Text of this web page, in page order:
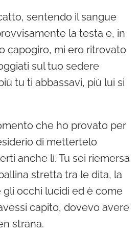
sentendo il sangue
la testa e, in
capogiro, mi ero ritrovato
sul tuo sedere
tu ti abbassavi, più lui si
che ho provato per
di mettertelo
anche lì. Tu sei riemersa
stretta tra le dita, la
gli occhi lucidi ed è come
capito, dovevo avere
strana.